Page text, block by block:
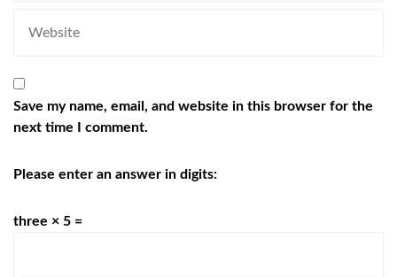
Save my name, email, and website in this browser for the
next time I comment.
Please enter an answer in digits:
three × 5 =